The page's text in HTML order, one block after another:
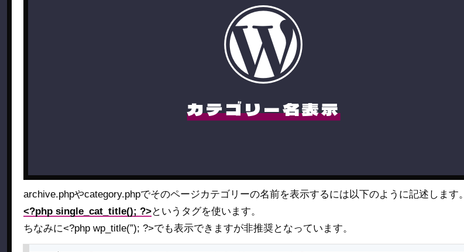
カテゴリー名表示
archive.phpやcategory.phpでそのページカテゴリーの名前を表示するには以下のように記述します。
<?php single_cat_title(); ?>というタグを使います。
ちなみに<?php wp_title(”); ?>でも表示できますが非推奨となっています。